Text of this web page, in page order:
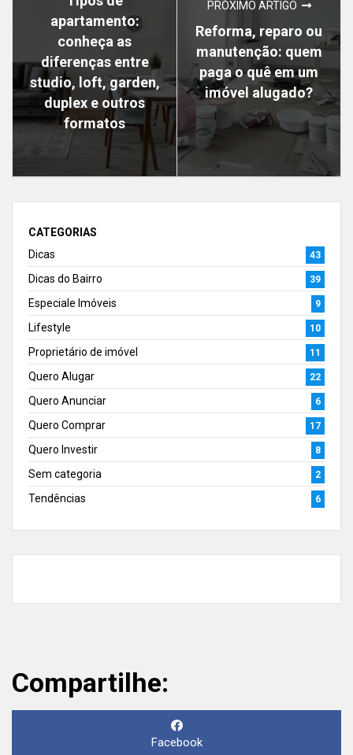
apartamento:
conheça as
diferenças entre
studio, loft, garden,
duplex e outros
formatos
PRÓXIMO ARTIGO
Reforma, reparo ou
manutenção: quem
paga o quê em um
imóvel alugado?
CATEGORIAS
Dicas
43
Dicas do Bairro 39
Especiale Imóveis 9
Lifestyle 10
Proprietário de imóvel 11
Quero Alugar 22
Quero Anunciar 6
Quero Comprar 17
Quero Investir 8
Sem categoria 2
Tendências 6
Compartilhe:
Facebook